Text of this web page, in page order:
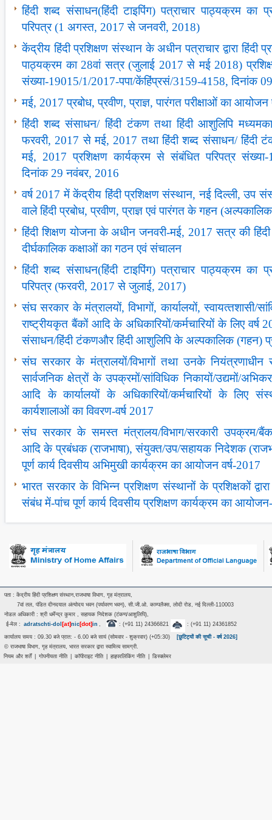
हिंदी शब्‍द संसाधन(हिंदी टाइपिंग) पत्राचार पाठ्यक्रम का
परिपत्र (1 अगस्‍त, 2017 से जनवरी, 2018)
केंद्रीय हिंदी प्रशिक्षण संस्‍थान के अधीन पत्राचार द्वारा हिंदी
पाठ्यक्रम का 28वां सत्र (जुलाई 2017 से मई 2018)
संख्‍या-19015/1/2017-पपा/केंहिंप्रसं/3159-4158, दिनांक
मई, 2017 प्रबोध, प्रवीण, प्राज्ञ, पारंगत परीक्षाओं का
हिंदी शब्‍द संसाधन/ हिंदी टंकण तथा हिंदी आशुलिपि
फरवरी, 2017 से मई, 2017 तथा हिंदी शब्‍द संसाधन/ हिंदी
मई, 2017 प्रशिक्षण कार्यक्रम से संबंधित परिपत्र
दिनांक 29 नवंबर, 2016
वर्ष 2017 में केंद्रीय हिंदी प्रशिक्षण संस्‍थान, नई दिल्‍ली, उप
वाले हिंदी प्रबोध, प्रवीण, प्राज्ञ एवं पारंगत के गहन
हिंदी शिक्षण योजना के अधीन जनवरी-मई, 2017 सत्र की हिंदी
दीर्घकालिक कक्षाओं का गठन एवं संचालन
हिंदी शब्‍द संसाधन(हिंदी टाइपिंग) पत्राचार पाठ्यक्रम का
परिपत्र (फरवरी, 2017 से जुलाई, 2017)
संघ सरकार के मंत्रालयों, विभागों, कार्यालयों, स्‍वायत्‍तशासी/
राष्‍ट्रीयकृत बैंकों आदि के अधिकारियों/कर्मचारियों के लिए वर्ष
संसाधन/हिंदी टंकणऔर हिंदी आशुलिपि के अल्पकालिक (गहन)
संघ सरकार के मंत्रालयों/विभागों तथा उनके नियंत्रणाधीन
सार्वजनिक क्षेत्रों के उपक्रमों/सांविधिक निकायों/उद्यमों/
आदि के कार्यालयों के अधिकारियों/कर्मचारियों के लिए
कार्यशालाओं का विवरण-वर्ष 2017
संघ सरकार के समस्‍त मंत्रालय/विभाग/सरकारी उपक्रम/
आदि के प्रबंधक (राजभाषा), संयुक्‍त/उप/सहायक निदेशक
पूर्ण कार्य दिवसीय अभिमुखी कार्यक्रम का आयोजन वर्ष-2017
भारत सरकार के विभिन्‍न प्रशिक्षण संस्‍थानों के प्रशिक्षकों
संबंध में-पांच पूर्ण कार्य दिवसीय प्रशिक्षण कार्यक्रम का
पता : केंद्रीय हिंदी प्रशिक्षण संस्थान,राजभाषा विभाग, गृह मंत्रालय,
7वां तल, पंडित दीनदयाल अंत्‍योदय भवन (पर्यावरण भवन), सी.जी.ओ. काम्पलैक्स, लोदी रोड, नई दिल्ली-110003
नोडल अधिकारी : श्री धर्मेन्द्र कुमार , सहायक निदेशक (टंकण/आशुलिपि),
ई-मेल : adratschti-dol [at]nic[dot]in , : (+91 11) 24366821 : (+91 11) 24361852
कार्यालय समय : 09.30 बजे प्रात: - 6.00 बजे सायं (सोमवार - शुक्रवार) (+05:30)
[छुटिट्यों की सूची - वर्ष 2026]
© राजभाषा विभाग, गृह मंत्रालय, भारत सरकार द्वारा स्वामित्व सामग्री.
नियम और शर्तें
गोपनीयता नीति कॉपीराइट नीति हाइपरलिंकिंग नीति डिस्क्लेमर